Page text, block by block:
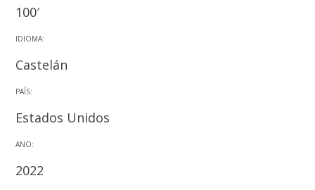
100′
IDIOMA:
Castelán
PAÍS:
Estados Unidos
ANO:
2022